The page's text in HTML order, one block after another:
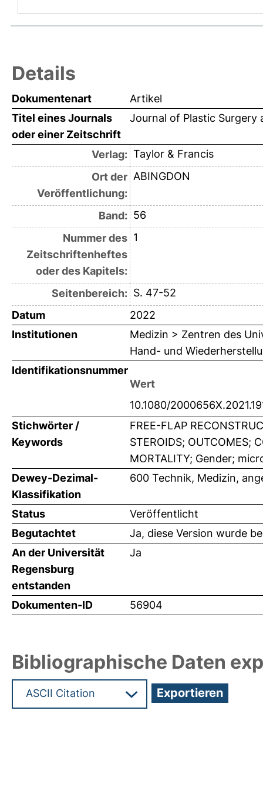
Details
Dokumentenart
Artikel
Titel eines Journals
oder einer Zeitschrift
Journal of Plastic Surgery
Verlag: Taylor & Francis
Ort der
Veröffentlichung:
ABINGDON
Band: 56
Nummer des
Zeitschriftenheftes
oder des Kapitels:
1
Seitenbereich: S. 47-52
Datum
2022
Institutionen
Medizin > Zentren des
Hand- und
Identifikationsnummer
Wert
10.1080/
Stichwörter /
Keywords
FREE-FLAP
STEROIDS; OUTCOMES;
MORTALITY; Gender;
Dewey-Dezimal-
Klassifikation
600 Technik, Medizin,
Status
Veröffentlicht
Begutachtet
Ja, diese Version wurde
An der Universität
Regensburg
entstanden
Ja
Dokumenten-ID 56904
Bibliographische Daten